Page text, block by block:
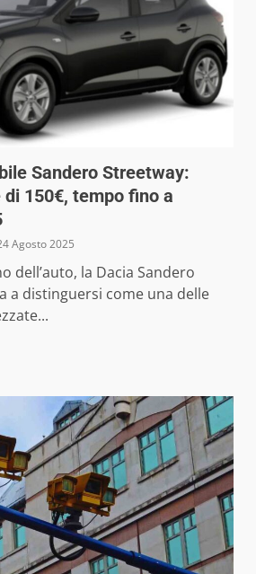
Sandero Streetway:
150€, tempo fino a
Agosto 2025
dell’auto, la Dacia Sandero
a distinguersi come una delle